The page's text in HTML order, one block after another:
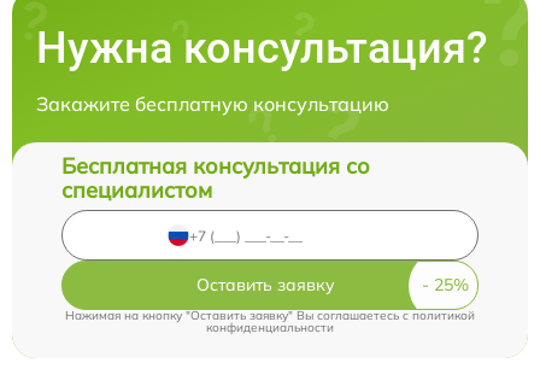
Нужна консультация?
Закажите бесплатную консультацию
Бесплатная консультация со
специалистом
Оставить заявку
Нажимая на кнопку "Оставить заявку" Вы соглашаетесь c политикой
конфиденциальности